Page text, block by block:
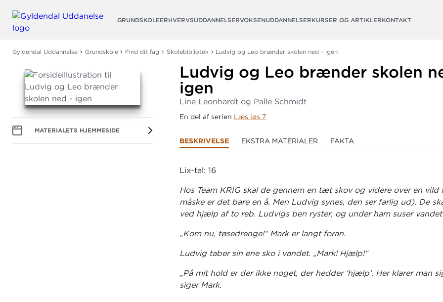
GRUNDSKOLEERHVERVSUDDANNELSERVOKSENUDDANNELSERKURSER OG ARTIKLERKONTAKT
Gyldendal Uddannelse Grundskole Find dit fag Skolebibliotek Ludvig og Leo brænder skolen ned - igen
MATERIALETS HJEMMESIDE
Ludvig og Leo brænder skolen
igen
Line Leonhardt og Palle Schmidt
En del af serien Læs løs 7
BESKRIVELSE EKSTRA MATERIALER FAKTA
Lix-tal: 16
Hos Team KRIG skal de gennem en tæt skov og videre over en vild
måske er det bare en å. Men Ludvig synes, den ser farlig ud). De
ved hjælp af to reb. Ludvigs ben ryster, og under ham suser
„Kom nu, tøsedrenge!“ Mark er langt foran.
Ludvig taber sin ene sko i vandet. „Mark! Hjælp!“
„På mit hold er der ikke noget, der hedder ‘hjælp’. Her klarer man
siger Mark.